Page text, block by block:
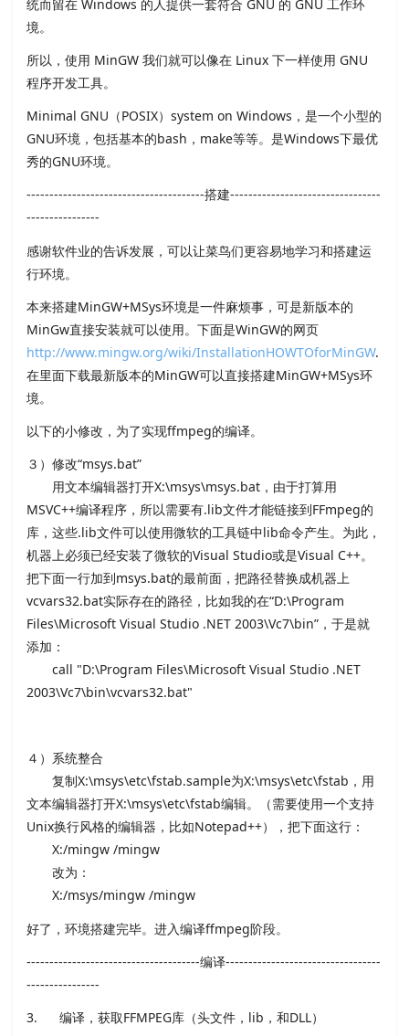
统而留在 Windows 的人提供一套符合 GNU 的 GNU 工作环
境。
所以，使用 MinGW 我们就可以像在 Linux 下一样使用 GNU
程序开发工具。
Minimal GNU（POSIX）system on Windows，是一个小型的
GNU环境，包括基本的bash，make等等。是Windows下最优
秀的GNU环境。
---------------------------------------搭建---------------------------------
----------------
感谢软件业的告诉发展，可以让菜鸟们更容易地学习和搭建运
行环境。
本来搭建MinGW+MSys环境是一件麻烦事，可是新版本的
MinGw直接安装就可以使用。下面是WinGW的网页
http://www.mingw.org/wiki/InstallationHOWTOforMinGW.
在里面下载最新版本的MinGW可以直接搭建MinGW+MSys环
境。
以下的小修改，为了实现ffmpeg的编译。
３）修改“msys.bat”
用文本编辑器打开X:\msys\msys.bat，由于打算用
MSVC++编译程序，所以需要有.lib文件才能链接到FFmpeg的
库，这些.lib文件可以使用微软的工具链中lib命令产生。为此，
机器上必须已经安装了微软的Visual Studio或是Visual C++。
把下面一行加到msys.bat的最前面，把路径替换成机器上
vcvars32.bat实际存在的路径，比如我的在“D:\Program
Files\Microsoft Visual Studio .NET 2003\Vc7\bin”，于是就
添加：
call "D:\Program Files\Microsoft Visual Studio .NET
2003\Vc7\bin\vcvars32.bat"
４）系统整合
复制X:\msys\etc\fstab.sample为X:\msys\etc\fstab，用
文本编辑器打开X:\msys\etc\fstab编辑。（需要使用一个支持
Unix换行风格的编辑器，比如Notepad++），把下面这行：
X:/mingw /mingw
改为：
X:/msys/mingw /mingw
好了，环境搭建完毕。进入编译ffmpeg阶段。
--------------------------------------编译----------------------------------
----------------
3. 编译，获取FFMPEG库（头文件，lib，和DLL）